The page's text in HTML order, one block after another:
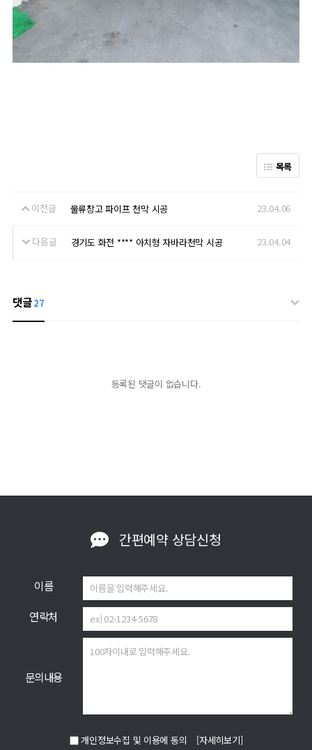
목록
이전글 물류창고 파이프 천막 시공 23.04.06
다음글 경기도 화전 **** 아치형 자바라천막 시공 23.04.04
댓글27
등록된 댓글이 없습니다.
간편예약상담신청
이름
연락처
문의내용
개인정보수집 및 이용에 동의 [자세히보기]